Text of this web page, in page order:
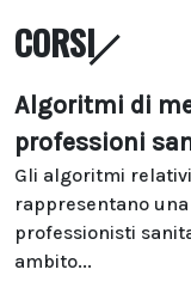
CORSI
Algoritmi di
professioni
Gli algoritmi
rappresentano
professionisti
ambito...